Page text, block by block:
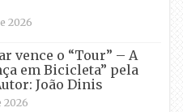
2026
vence o “Tour” – A
em Bicicleta” pela
João Dinis
2026